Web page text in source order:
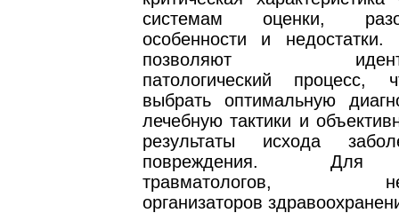
системам оценки,
особенности и
позволяют
патологический процесс,
выбрать оптимальную
лечебную тактики и
результаты исхода
повреждения. Для
травматологов,
организаторов